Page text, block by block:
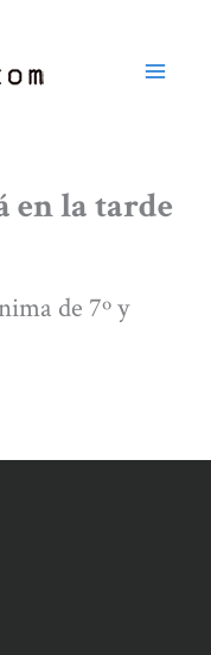
en la tarde
de 7º y